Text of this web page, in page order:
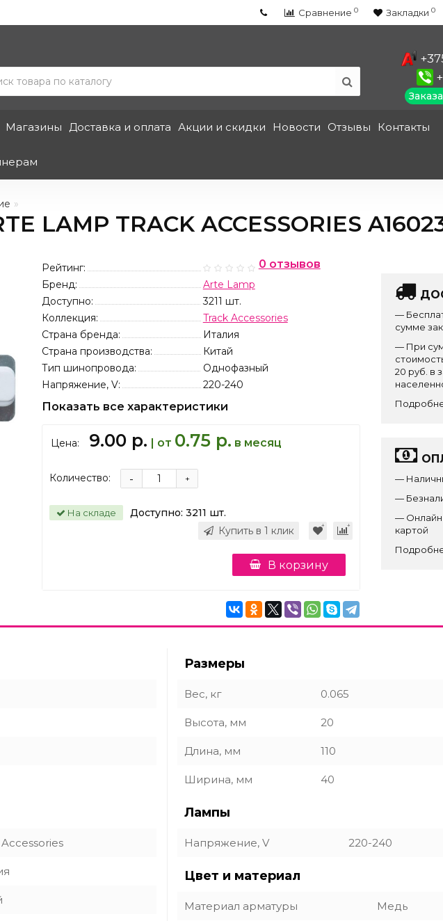
Сравнение 0 Закладки 0
Магазины Доставка и оплата Акции и скидки Новости Отзывы Контакты
TRACK ACCESSORIES
Рейтинг: 0 отзывов
Бренд:
Arte Lamp
Доступно:
3211 шт.
Коллекция:
Track Accessories
Страна бренда:
Италия
Страна производства:
Китай
Тип шинопровода:
Однофазный
Напряжение, V:
220-240
Показать все характеристики
Цена: 9.00 р. | от 0.75 р. в месяц
Количество: +
-
На складе Доступно: 3211 шт.
Купить в 1 клик
В корзину
—
сумме
— При
20 руб. в
—
—
— Онлайн
картой
Размеры
Вес, кг 0.065
Высота, мм 20
Длина, мм 110
Ширина, мм 40
Лампы
Напряжение, V 220-240
Цвет и материал
Материал арматуры Медь